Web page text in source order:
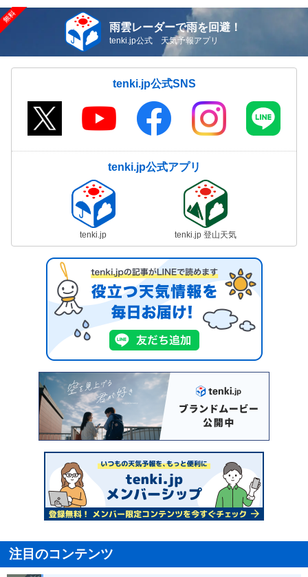
雨雲レーダーで雨を回避！
tenki.jp公式 天気予報アプリ
tenki.jp公式SNS
tenki.jp公式アプリ
tenki.jp tenki.jp 登山天気
注目のコンテンツ